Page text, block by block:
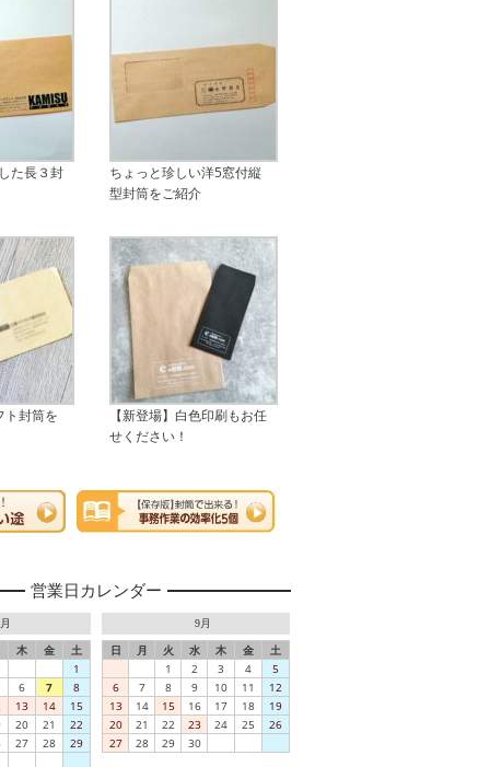
た長３封
ちょっと珍しい洋5窓付縦
型封筒をご紹介
ト封筒を
【新登場】白色印刷もお任
せください！
営業日カレンダー
木 金
土
1
6 7
8
13 14
15
20 21
22
27 28
29
9月
日 月 火 水 木 金
土
1
2 3 4
5
6
7 8 9 10 11
12
13
14 15 16 17 18
19
20
21 22 23 24 25
26
27
28 29 30